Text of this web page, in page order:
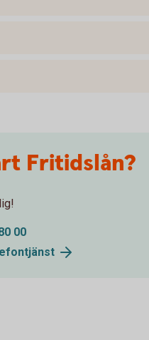
Fritidslån?
00